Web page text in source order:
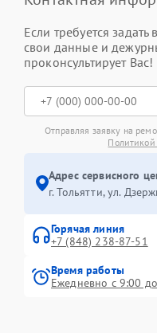
Если требуется задать
свои данные и
проконсультирует Вас!
Отправляя заявку на
Политикой
Адрес сервисного
г. Тольятти, ул.
Горячая линия
+7 (848) 238-87-51
Время работы
Ежедневно с 9:00